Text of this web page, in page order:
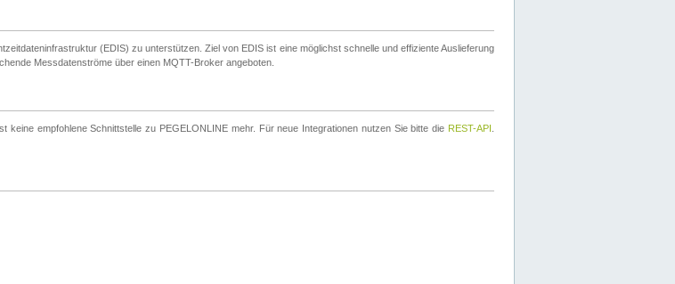
(EDIS) zu unterstützen. Ziel von EDIS ist eine möglichst schnelle und effiziente Auslieferung
Messdatenströme über einen MQTT-Broker angeboten.
keine empfohlene Schnittstelle zu PEGELONLINE mehr. Für neue Integrationen nutzen Sie bitte die REST-API